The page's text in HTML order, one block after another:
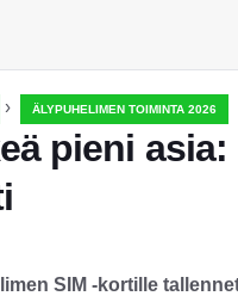
› ÄLYPUHELIMEN TOIMINTA 2026
pieni
SIM -kortille